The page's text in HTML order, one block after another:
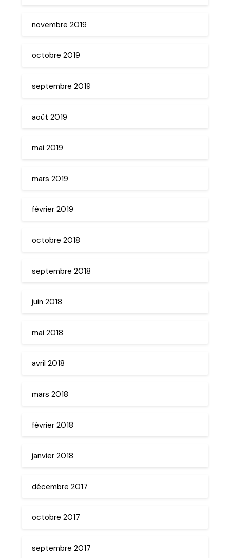
novembre 2019
octobre 2019
septembre 2019
août 2019
mai 2019
mars 2019
février 2019
octobre 2018
septembre 2018
juin 2018
mai 2018
avril 2018
mars 2018
février 2018
janvier 2018
décembre 2017
octobre 2017
septembre 2017